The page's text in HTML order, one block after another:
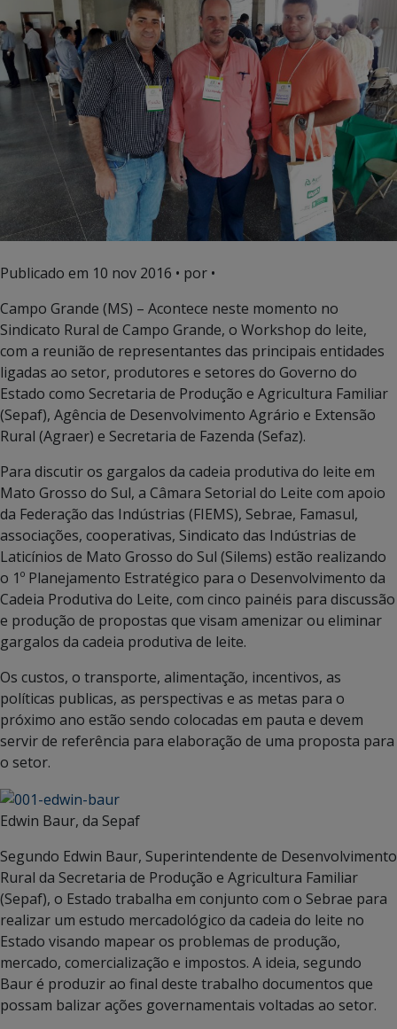
Publicado em 10 nov 2016 • por •
Campo Grande (MS) – Acontece neste momento no
Sindicato Rural de Campo Grande, o Workshop do leite,
com a reunião de representantes das principais entidades
ligadas ao setor, produtores e setores do Governo do
Estado como Secretaria de Produção e Agricultura Familiar
(Sepaf), Agência de Desenvolvimento Agrário e Extensão
Rural (Agraer) e Secretaria de Fazenda (Sefaz).
Para discutir os gargalos da cadeia produtiva do leite em
Mato Grosso do Sul, a Câmara Setorial do Leite com apoio
da Federação das Indústrias (FIEMS), Sebrae, Famasul,
associações, cooperativas, Sindicato das Indústrias de
Laticínios de Mato Grosso do Sul (Silems) estão realizando
o 1º Planejamento Estratégico para o Desenvolvimento da
Cadeia Produtiva do Leite, com cinco painéis para discussão
e produção de propostas que visam amenizar ou eliminar
gargalos da cadeia produtiva de leite.
Os custos, o transporte, alimentação, incentivos, as
políticas publicas, as perspectivas e as metas para o
próximo ano estão sendo colocadas em pauta e devem
servir de referência para elaboração de uma proposta para
o setor.
Edwin Baur, da Sepaf
Segundo Edwin Baur, Superintendente de Desenvolvimento
Rural da Secretaria de Produção e Agricultura Familiar
(Sepaf), o Estado trabalha em conjunto com o Sebrae para
realizar um estudo mercadológico da cadeia do leite no
Estado visando mapear os problemas de produção,
mercado, comercialização e impostos. A ideia, segundo
Baur é produzir ao final deste trabalho documentos que
possam balizar ações governamentais voltadas ao setor.